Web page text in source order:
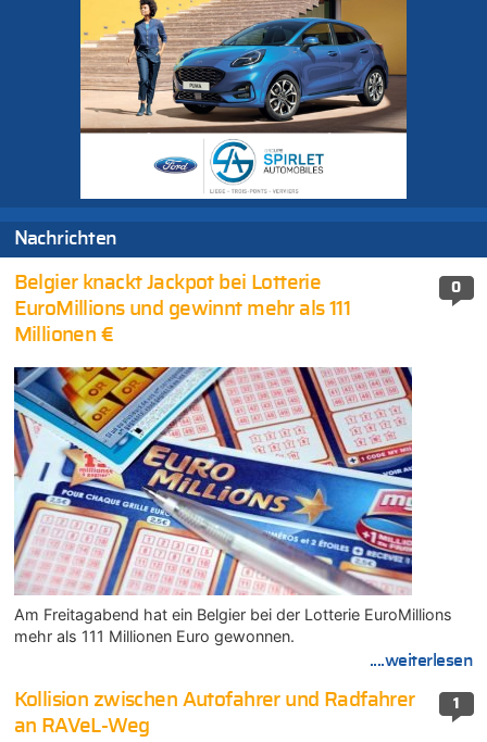
Nachrichten
0
Belgier knackt Jackpot bei Lotterie
EuroMillions und gewinnt mehr als 111
Millionen €
Am Freitagabend hat ein Belgier bei der Lotterie EuroMillions
mehr als 111 Millionen Euro gewonnen.
....weiterlesen
1
Kollision zwischen Autofahrer und Radfahrer
an RAVeL-Weg